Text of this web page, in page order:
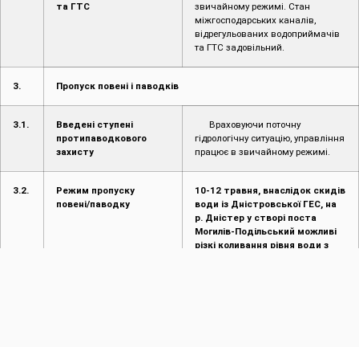
та ГТС
звичайному режимі. Стан
міжгосподарських каналів,
відрегульованих водоприймачів
та ГТС задовільний.
3. Пропуск повені і паводків
3.1.
Введені ступені
протипаводкового
захисту
Враховуючи поточну
гідрологічну ситуацію, управління
працює в звичайному режимі.
3.2.
Режим пропуску
повені/паводку
10-12 травня, внаслідок скидів
води із Дністровської ГЕС, на
р. Дністер у створі поста
Могилів-Подільський можливі
різкі коливання рівня води з